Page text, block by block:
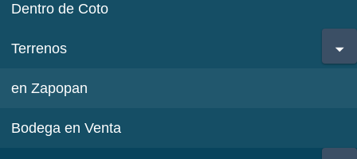
Dentro de Coto
Terrenos
en Zapopan
Bodega en Venta